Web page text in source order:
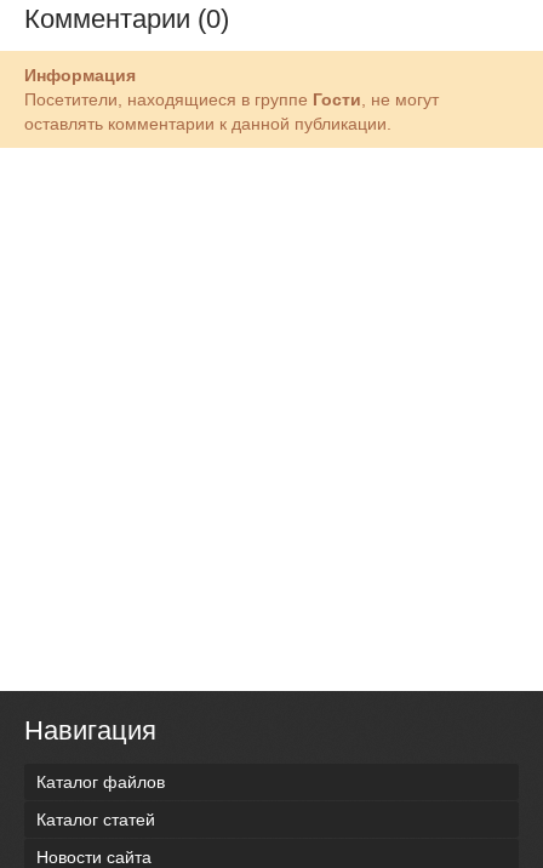
Комментарии (0)
Информация
Посетители, находящиеся в группе Гости, не могут
оставлять комментарии к данной публикации.
Навигация
Каталог файлов
Каталог статей
Новости сайта